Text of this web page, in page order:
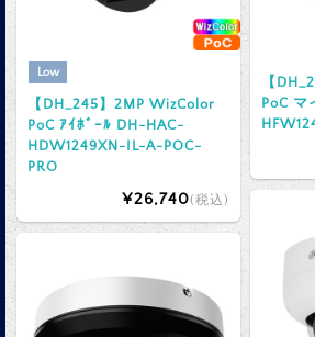
Low
【DH_245】2MP WizColor
PoC ｱｲﾎﾞｰﾙ DH-HAC-
HDW1249XN-IL-A-POC-
PRO
¥26,740(税込)
【
PoC